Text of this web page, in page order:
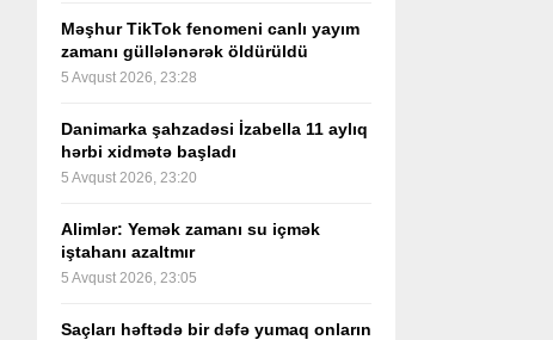
Məşhur TikTok fenomeni canlı yayım
zamanı güllələnərək öldürüldü
5 Avqust 2026, 23:28
Danimarka şahzadəsi İzabella 11 aylıq
hərbi xidmətə başladı
5 Avqust 2026, 23:20
Alimlər: Yemək zamanı su içmək
iştahanı azaltmır
5 Avqust 2026, 23:05
Saçları həftədə bir dəfə yumaq onların